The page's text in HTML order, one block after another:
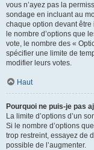
vous n’ayez pas la
sondage en incluant au
chaque option devant
le nombre d’options que
vote, le nombre des «
spécifier une limite de
modifier leurs votes.
Haut
Pourquoi ne puis-je pas
La limite d’options d’un
Si le nombre d’options
trop restreint, essayez de
possible de l’augmenter.